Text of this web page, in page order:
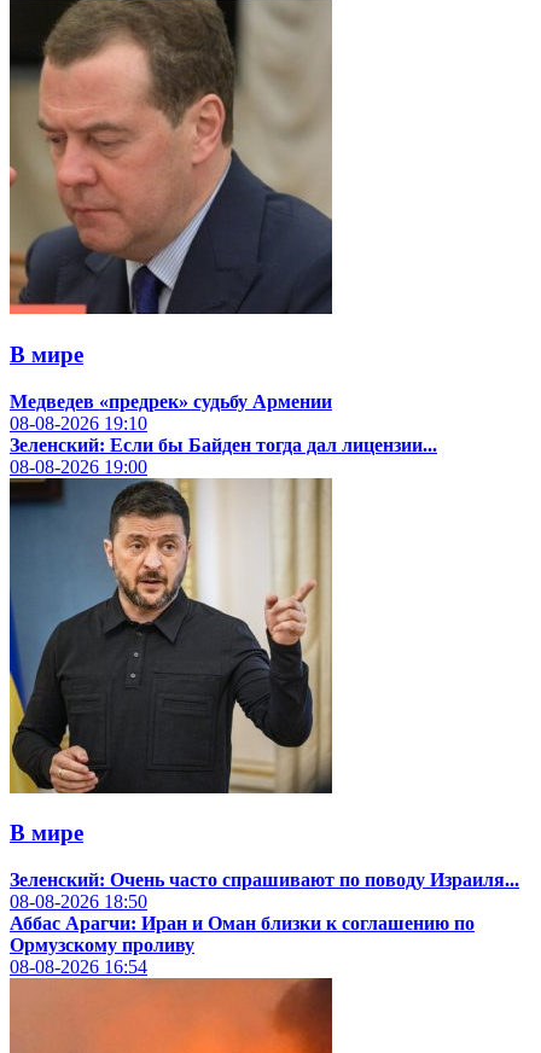
В мире
Медведев «предрек» судьбу Армении
08-08-2026 19:10
Зеленский: Если бы Байден тогда дал лицензии...
08-08-2026 19:00
В мире
Зеленский: Очень часто спрашивают по поводу Израиля...
08-08-2026 18:50
Аббас Арагчи: Иран и Оман близки к соглашению по
Ормузскому проливу
08-08-2026 16:54